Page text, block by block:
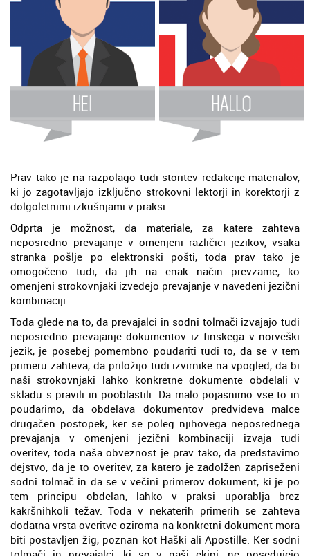
Prav tako je na razpolago tudi storitev redakcije materialov,
ki jo zagotavljajo izključno strokovni lektorji in korektorji z
dolgoletnimi izkušnjami v praksi.
Odprta je možnost, da materiale, za katere zahteva
neposredno prevajanje v omenjeni različici jezikov, vsaka
stranka pošlje po elektronski pošti, toda prav tako je
omogočeno tudi, da jih na enak način prevzame, ko
omenjeni strokovnjaki izvedejo prevajanje v navedeni jezični
kombinaciji.
Toda glede na to, da prevajalci in sodni tolmači izvajajo tudi
neposredno prevajanje dokumentov iz finskega v norveški
jezik, je posebej pomembno poudariti tudi to, da se v tem
primeru zahteva, da priložijo tudi izvirnike na vpogled, da bi
naši strokovnjaki lahko konkretne dokumente obdelali v
skladu s pravili in pooblastili. Da malo pojasnimo vse to in
poudarimo, da obdelava dokumentov predvideva malce
drugačen postopek, ker se poleg njihovega neposrednega
prevajanja v omenjeni jezični kombinaciji izvaja tudi
overitev, toda naša obveznost je prav tako, da predstavimo
dejstvo, da je to overitev, za katero je zadolžen zapriseženi
sodni tolmač in da se v večini primerov dokument, ki je po
tem principu obdelan, lahko v praksi uporablja brez
kakršnihkoli težav. Toda v nekaterih primerih se zahteva
dodatna vrsta overitve oziroma na konkretni dokument mora
biti postavljen žig, poznan kot Haški ali Apostille. Ker sodni